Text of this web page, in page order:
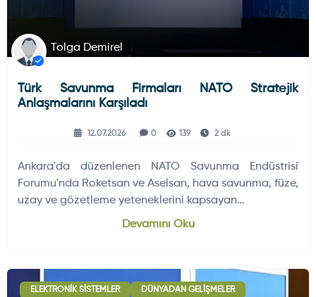
Tolga Demirel
Türk Savunma Firmaları NATO Stratejik
Anlaşmalarını Karşıladı
12.07.2026 0 139 2 dk
Ankara'da düzenlenen NATO Savunma Endüstrisi
Forumu'nda Roketsan ve Aselsan, hava savunma, füze,
uzay ve gözetleme yeteneklerini kapsayan…
Devamını Oku
ELEKTRONIK SISTEMLER DÜNYADAN GELIŞMELER